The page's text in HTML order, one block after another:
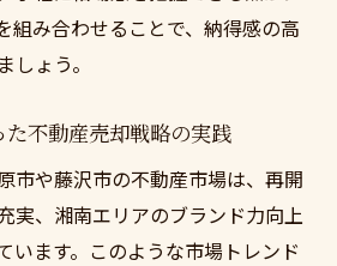
組み合わせることで、納得感の高
しょう。
不動産売却戦略の実践
市や藤沢市の不動産市場は、再開
実、湘南エリアのブランド力向上
います。このような市場トレンド